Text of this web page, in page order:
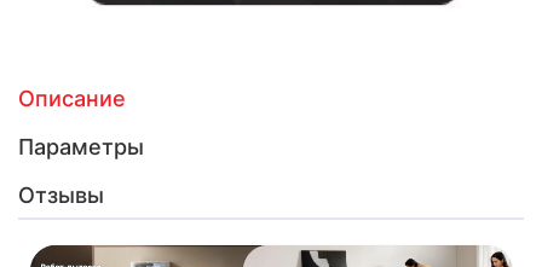
Описание
Параметры
Отзывы